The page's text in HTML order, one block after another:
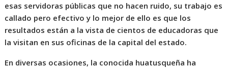
esas servidoras públicas que no hacen ruido, su trabajo es
callado pero efectivo y lo mejor de ello es que los
resultados están a la vista de cientos de educadoras que
la visitan en sus oficinas de la capital del estado.
En diversas ocasiones, la conocida huatusqueña ha